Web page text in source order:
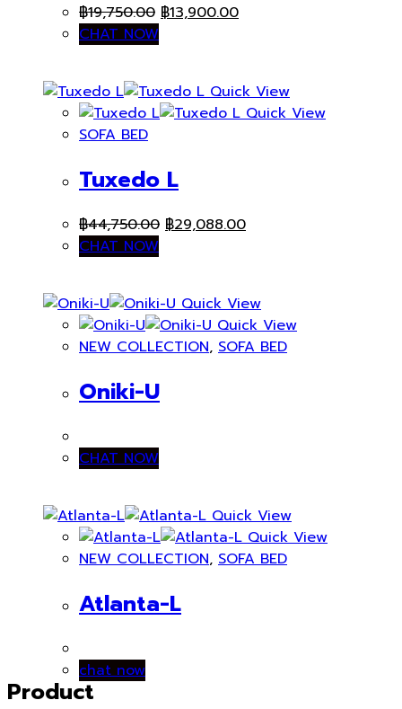
฿19,750.00 Original
฿13,900.00Current
CHAT NOW
Quick View
Quick View
SOFA BED
Tuxedo L
฿44,750.00 Original
฿29,088.00Current
CHAT NOW
Quick View
Quick View
NEW COLLECTION, SOFA BED
Oniki-U
CHAT NOW
Quick View
Quick View
NEW COLLECTION, SOFA BED
Atlanta-L
chat now
Product